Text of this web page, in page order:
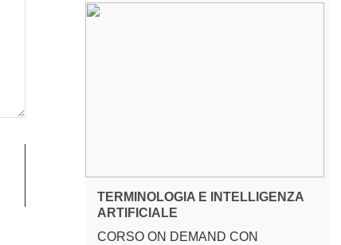
TERMINOLOGIA E INTELLIGENZA
ARTIFICIALE
CORSO ON DEMAND CON